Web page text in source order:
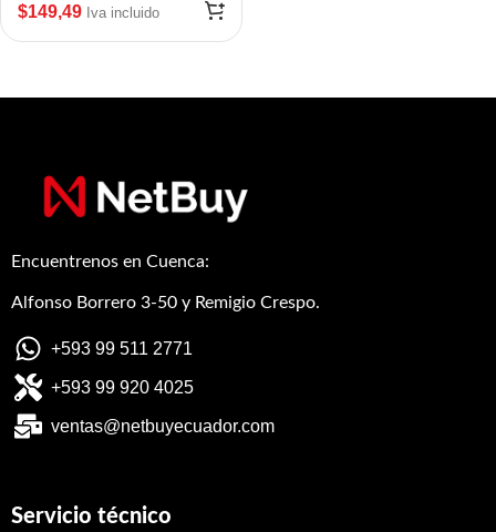
$149,49 Iva incluido
Encuentrenos en Cuenca:
Alfonso Borrero 3-50 y Remigio Crespo.
+593 99 511 2771
+593 99 920 4025
ventas@netbuyecuador.com
Servicio técnico